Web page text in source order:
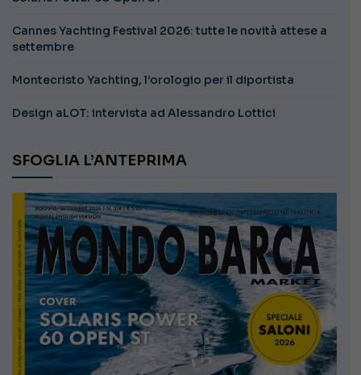
Cannes Yachting Festival 2026: tutte le novità attese a
settembre
Montecristo Yachting, l’orologio per il diportista
Design aLOT: intervista ad Alessandro Lottici
SFOGLIA L’ANTEPRIMA